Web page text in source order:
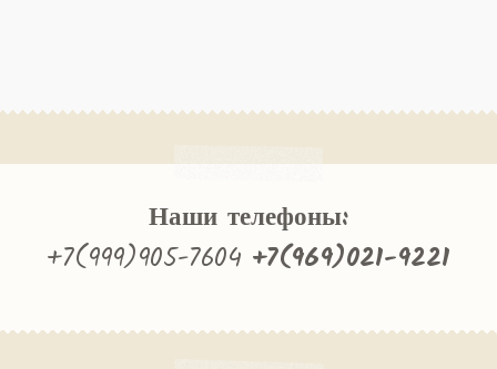
Наши телефоны:
+7(999)905-7604 +7(969)021-9221